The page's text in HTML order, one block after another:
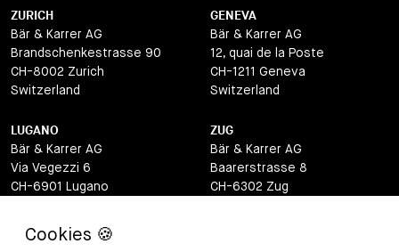
ZURICH
Bär & Karrer AG
Brandschenkestrasse 90
CH-8002 Zurich
Switzerland
GENEVA
Bär & Karrer AG
12, quai de la Poste
CH-1211 Geneva
Switzerland
LUGANO
Bär & Karrer AG
Via Vegezzi 6
CH-6901 Lugano
ZUG
Bär & Karrer AG
Baarerstrasse 8
CH-6302 Zug
BASEL